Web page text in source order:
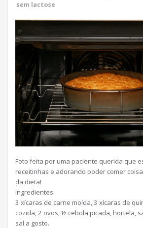
sem lactose
Foto feita por uma paciente querida que
receitinhas e adorando poder comer
da dieta!
Ingredientes:
3 xícaras de carne moída, 3 xícaras de
cozida, 2 ovos, ½ cebola picada, hortelã,
sal a gosto.